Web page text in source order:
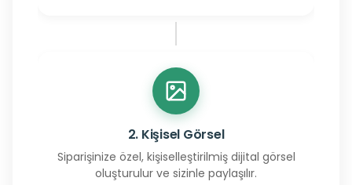
2. Kişisel Görsel
Siparişinize özel, kişiselleştirilmiş dijital görsel
oluşturulur ve sizinle paylaşılır.